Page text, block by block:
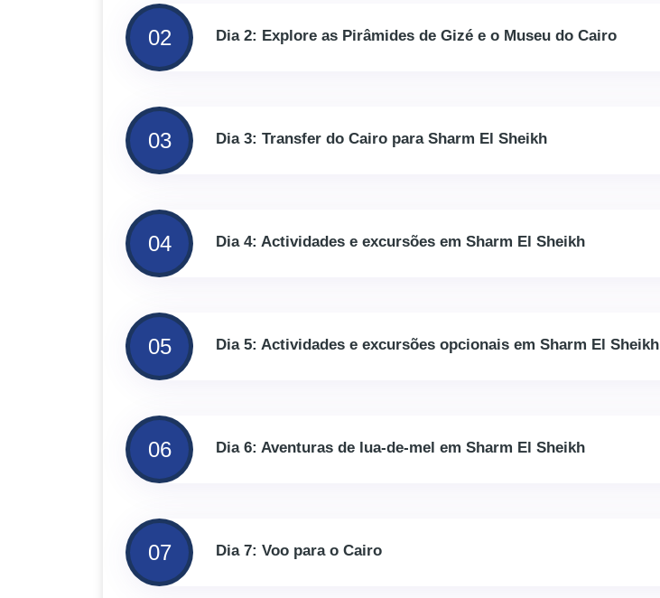
02 Dia 2: Explore as Pirâmides de Gizé e o Museu do Cairo
03 Dia 3: Transfer do Cairo para Sharm El Sheikh
04 Dia 4: Actividades e excursões em Sharm El Sheikh
05 Dia 5: Actividades e excursões opcionais em Sharm El Sheikh
06 Dia 6: Aventuras de lua-de-mel em Sharm El Sheikh
07 Dia 7: Voo para o Cairo